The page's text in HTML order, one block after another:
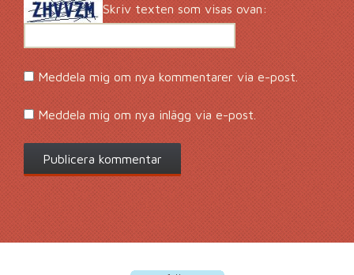
Skriv texten som visas ovan:
Meddela mig om nya kommentarer via e-post.
Meddela mig om nya inlägg via e-post.